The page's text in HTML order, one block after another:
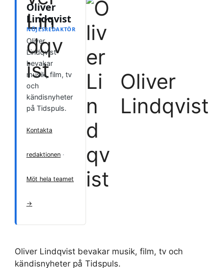
Oliver
Lindqvist
NÖJESREDAKTÖR
Oliver
Lindqvist
bevakar
musik, film, tv
och
kändisnyheter
på Tidspuls.
Kontakta
redaktionen ·
Möt hela teamet
→
Oliver
Lindqvist
Oliver Lindqvist bevakar musik, film, tv och
kändisnyheter på Tidspuls.